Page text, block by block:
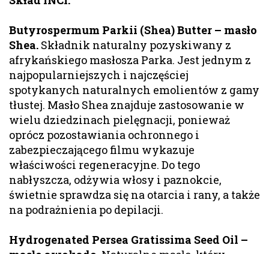
Butyrospermum Parkii (Shea) Butter – masło
Shea. Składnik naturalny pozyskiwany z
afrykańskiego masłosza Parka. Jest jednym z
najpopularniejszych i najczęściej
spotykanych naturalnych emolientów z gamy
tłustej. Masło Shea znajduje zastosowanie w
wielu dziedzinach pielęgnacji, ponieważ
oprócz pozostawiania ochronnego i
zabezpieczającego filmu wykazuje
właściwości regeneracyjne. Do tego
nabłyszcza, odżywia włosy i paznokcie,
świetnie sprawdza się na otarcia i rany, a także
na podrażnienia po depilacji.
Hydrogenated Persea Gratissima Seed Oil –